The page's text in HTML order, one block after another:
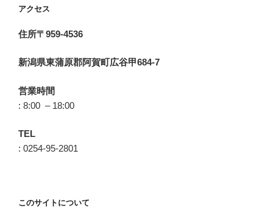
アクセス
住所〒959-4536
新潟県東蒲原郡阿賀町広谷甲684-7
営業時間
: 8:00 – 18:00
TEL
: 0254-95-2801
このサイトについて